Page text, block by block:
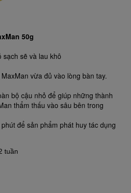
50g
sạch sẽ và lau khô
vừa đủ vào lòng bàn tay.
bộ cậu nhỏ để giúp những thành
thẩm thấu vào sâu bên trong
để sản phẩm phát huy tác dụng
tuần